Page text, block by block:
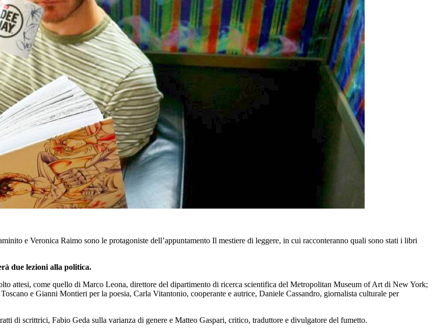
e Veronica Raimo sono le protagoniste dell’appuntamento Il mestiere di leggere, in cui racconteranno quali sono stati i libri
due lezioni alla politica.
attesi, come quello di Marco Leona, direttore del dipartimento di ricerca scientifica del Metropolitan Museum of Art di New York;
e Gianni Montieri per la poesia, Carla Vitantonio, cooperante e autrice, Daniele Cassandro, giornalista culturale per
di scrittrici, Fabio Geda sulla varianza di genere e Matteo Gaspari, critico, traduttore e divulgatore del fumetto.